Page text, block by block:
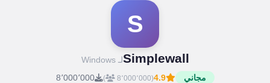
S
Simplewallلـ Windows
مجاني
4.9(8٬000٬000 ) 8٬000٬000